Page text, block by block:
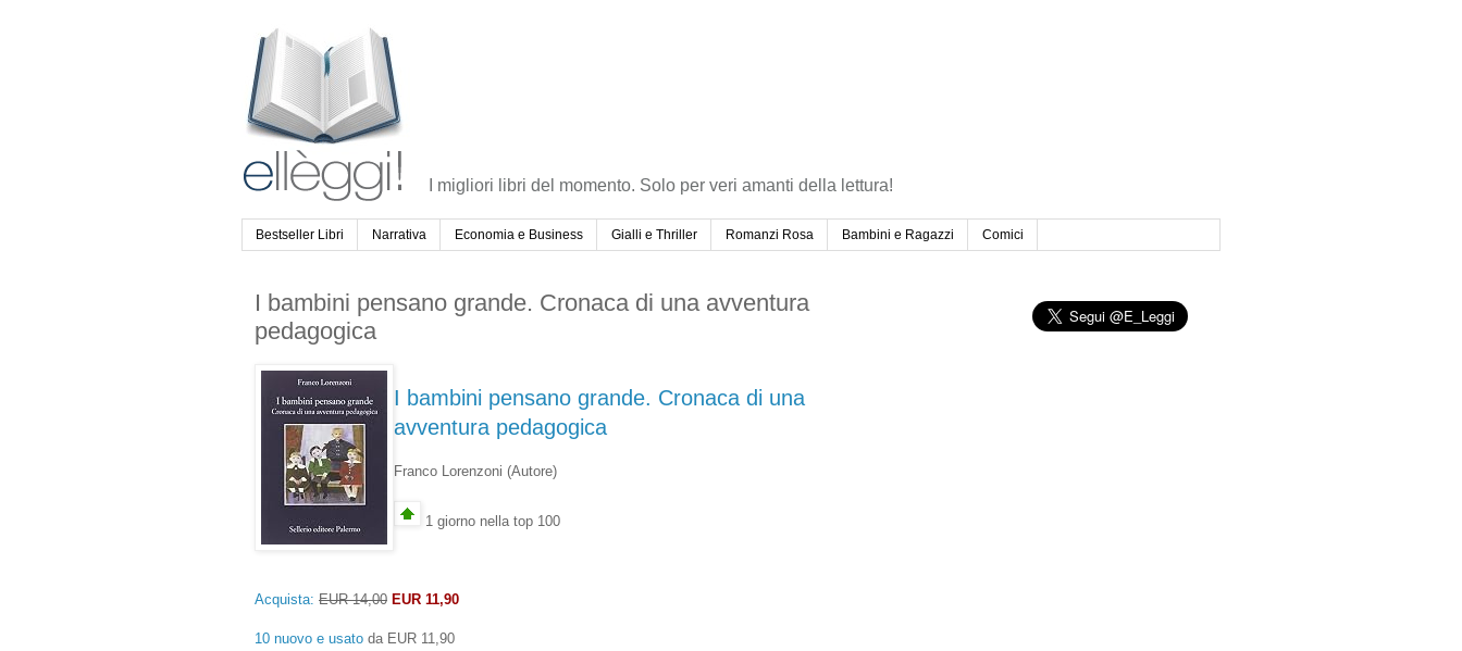
I migliori libri del momento. Solo per veri amanti della lettura!
Bestseller Libri Narrativa Economia e Business Gialli e Thriller Romanzi Rosa Bambini e Ragazzi Comici
I bambini pensano grande. Cronaca di una avventura
pedagogica
I bambini pensano grande. Cronaca di una
avventura pedagogica
Franco Lorenzoni (Autore)
1 giorno nella top 100
Acquista: EUR 14,00 EUR 11,90
10 nuovo e usato da EUR 11,90